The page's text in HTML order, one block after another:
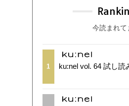
今読まれて
1 ku:nel vol. 64 試し読